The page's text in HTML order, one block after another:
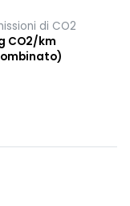
di CO2
CO2/km